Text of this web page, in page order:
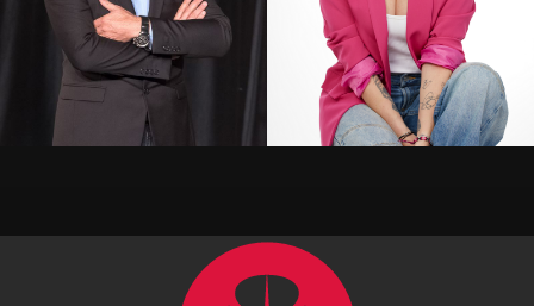
Alil Vardar Amandine Elsen